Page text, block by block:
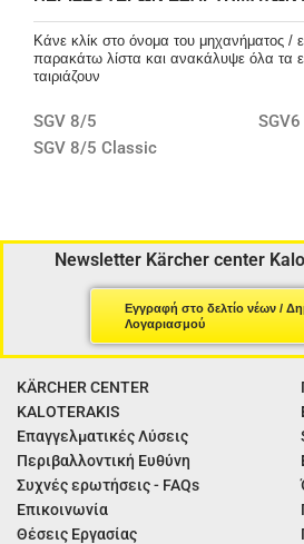
Κάνε κλίκ στο όνομα του μηχανήματος /
παρακάτω λίστα και ανακάλυψε όλα τα
ταιριάζουν
SGV 8/5
SGV 8/5 Classic
SGV6
Newsletter Kärcher center
Εγγραφή στο δελτίο νέων /
Λογαριασμού
KÄRCHER CENTER
KALOTERAKIS
Επαγγελματικές Λύσεις
Περιβαλλοντική Ευθύνη
Συχνές ερωτήσεις - FAQs
Επικοινωνία
Θέσεις Εργασίας